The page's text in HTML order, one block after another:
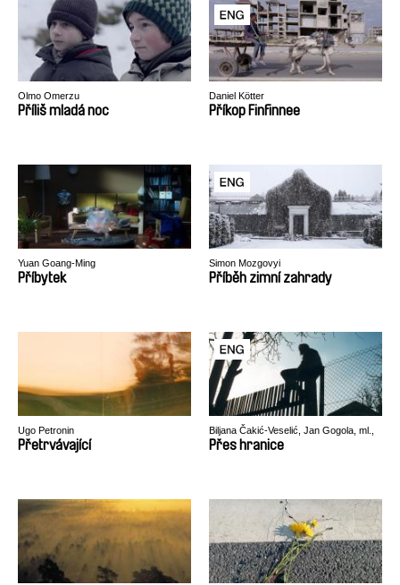
Olmo Omerzu
Příliš mladá noc
Daniel Kötter
Příkop Finfinnee
Yuan Goang-Ming
Příbytek
Simon Mozgovyi
Příběh zimní zahrady
Ugo Petronin
Přetrvávající
Biljana Čakić-Veselić, Jan Gogola, ml.,
Peter Kerekes, Róbert Lakatos, Paweł
Łoziński
Přes hranice